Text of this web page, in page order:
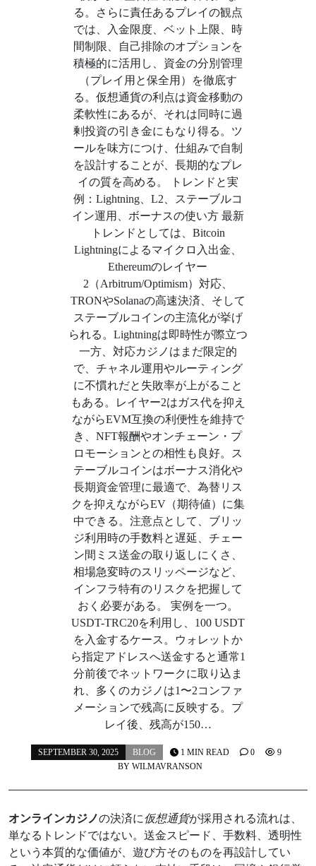
る。さらに責任あるプレイの観点
では、入金限度、ベット上限、時
間制限、自己排除のオプションを
積極的に活用し、資金の分別管理
（プレイ用と保全用）を徹底す
る。仮想通貨の利点は資金移動の
柔軟性にあるが、それは同時に過
剰投資の引き金にもなり得る。ツ
ールを味方につけ、仕組みで自制
を設計することが、長期的なプレ
イの質を高める。 トレンドと実
例：Lightning、L2、ステーブルコ
イン運用、ボーナスの使い方 最新
トレンドとしては、Bitcoin
Lightningによるマイクロ入出金、
Ethereumのレイヤー
2（Arbitrum/Optimism）対応、
TRONやSolanaの高速決済、そして
ステーブルコインの主流化が挙げ
られる。Lightningは即時性が際立つ
一方、対応カジノはまだ限定的
で、チャネル運用やルーティング
に不慣れだと失敗率が上がること
もある。レイヤー2はガス代を抑え
ながらEVM互換の利便性を維持で
き、NFT報酬やオンチェーン・プ
ロモーションとの相性も良好。ス
テーブルコインはボーナス消化や
長期資金管理に最適で、為替リス
クを抑えながらEV（期待値）に集
中できる。注意点として、ブリッ
ジ利用時の手数料と遅延、チェー
ン間ミス送金の取り返しにくさ、
相場急変時のスリッページなど、
インフラ特有のリスクを把握して
おく必要がある。 実例を一つ。
USDT-TRC20を利用し、100 USDT
を入金するケース。ウォレットか
ら指定アドレスへ送金すると通常1
分前後でネットワークに取り込ま
れ、多くのカジノは1〜2コンファ
メーションで残高に反映する。プ
レイ後、残高が150…
SEPTEMBER 30, 2025
BLOG
BY WILMAVRANSON
1 MIN READ 0 9
オンラインカジノの決済に仮想通貨が採用される流れは、
単なるトレンドではない。送金スピード、手数料、透明性
という本質的な価値が、遊び方そのものを再設計してい